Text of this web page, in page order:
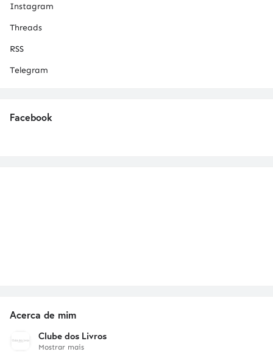
Instagram
Threads
RSS
Telegram
Facebook
Acerca de mim
Clube dos Livros
Mostrar mais